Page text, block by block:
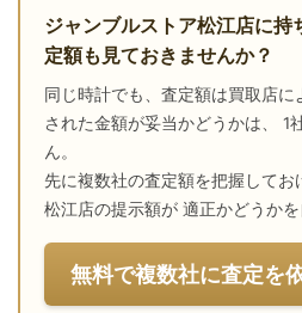
ジャンブルストア松江店に持
定額も見ておきませんか？
同じ時計でも、査定額は買取店
された金額が妥当かどうかは、 1
ん。
先に複数社の査定額を把握してお
松江店の提示額が 適正かどうかを
無料で複数社に査定を